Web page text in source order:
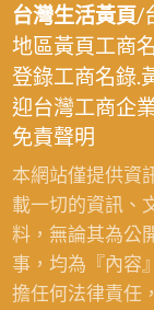
台灣生活黃頁/
地區黃頁工商
登錄工商名錄.
迎台灣工商企
免責聲明
本網站僅提供資
載一切的資訊、
料，無論其為公
事，均為『內容
擔任何法律責任